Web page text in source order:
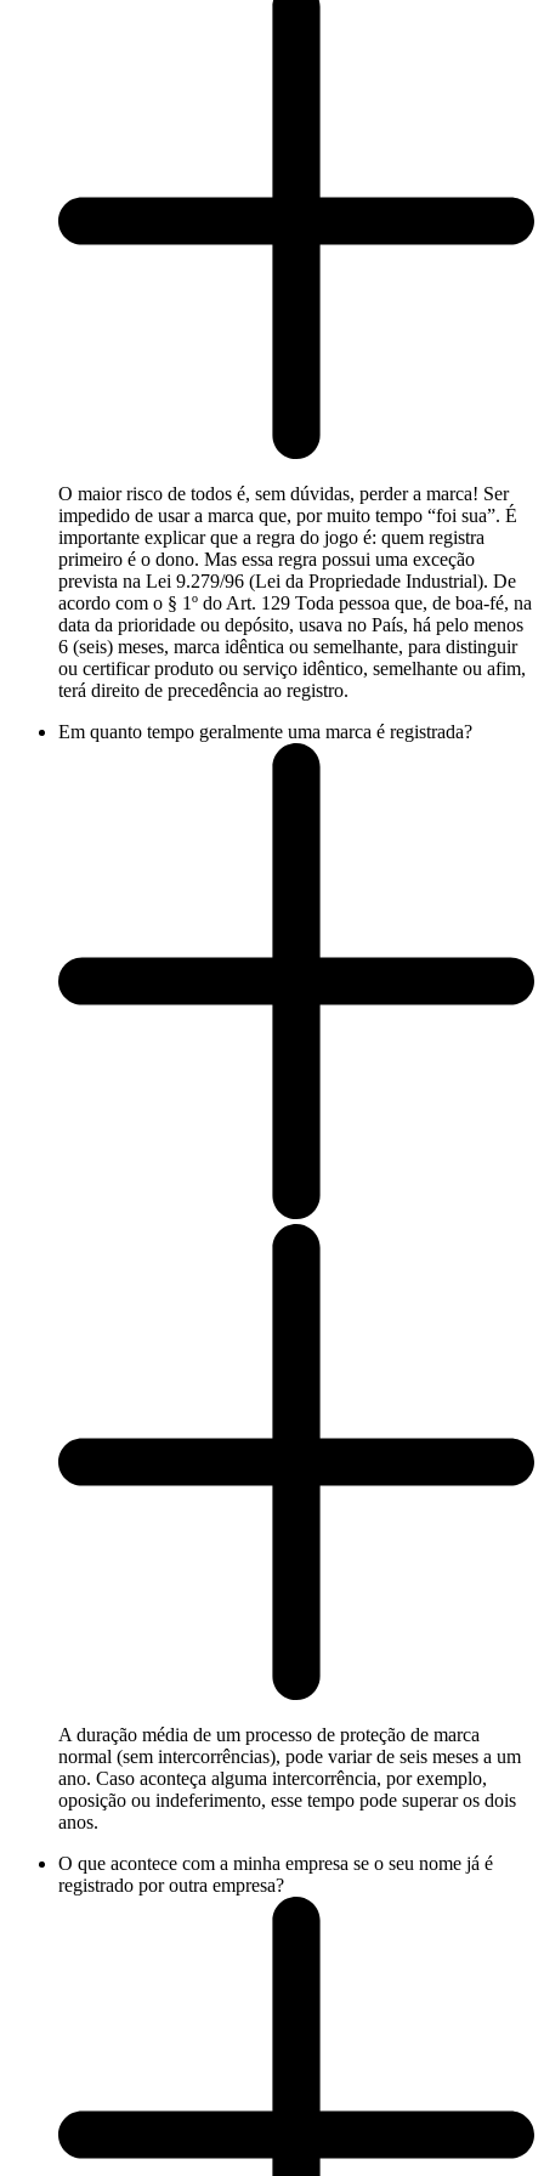
O maior risco de todos é, sem dúvidas, perder a marca! Ser
impedido de usar a marca que, por muito tempo “foi sua”. É
importante explicar que a regra do jogo é: quem registra
primeiro é o dono. Mas essa regra possui uma exceção
prevista na Lei 9.279/96 (Lei da Propriedade Industrial). De
acordo com o § 1º do Art. 129 Toda pessoa que, de boa-fé, na
data da prioridade ou depósito, usava no País, há pelo menos
6 (seis) meses, marca idêntica ou semelhante, para distinguir
ou certificar produto ou serviço idêntico, semelhante ou afim,
terá direito de precedência ao registro.
Em quanto tempo geralmente uma marca é registrada?
A duração média de um processo de proteção de marca
normal (sem intercorrências), pode variar de seis meses a um
ano. Caso aconteça alguma intercorrência, por exemplo,
oposição ou indeferimento, esse tempo pode superar os dois
anos.
O que acontece com a minha empresa se o seu nome já é
registrado por outra empresa?